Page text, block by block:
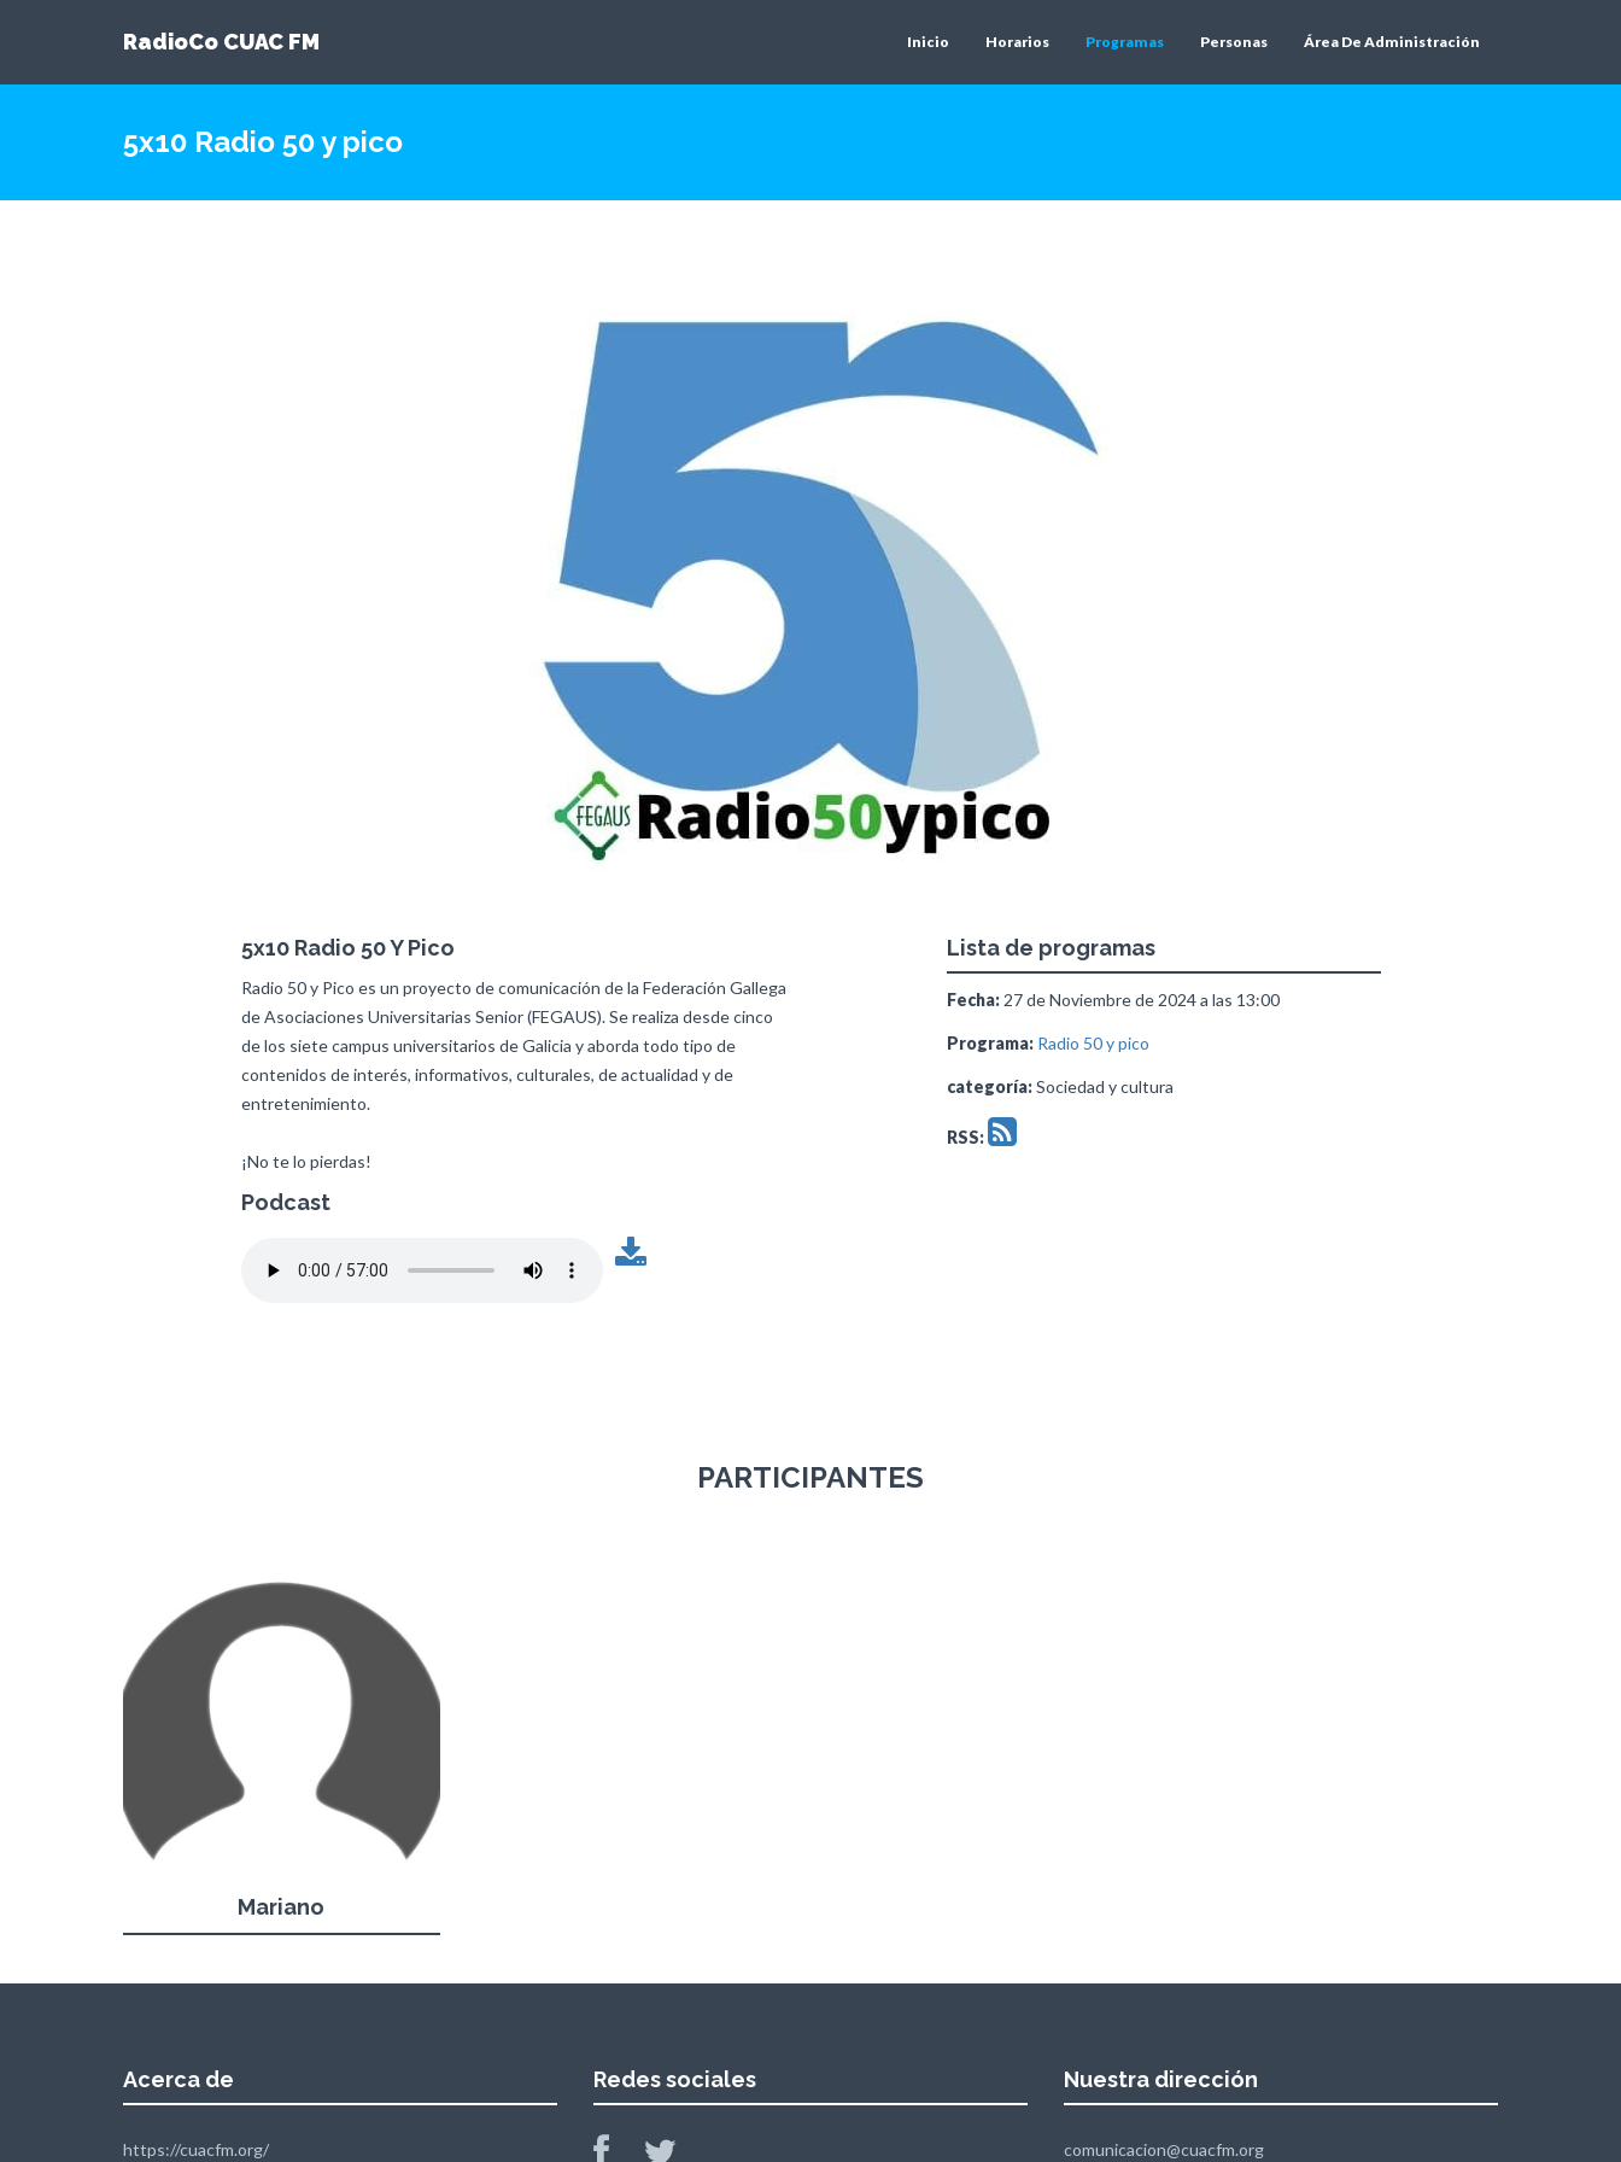
RadioCo CUAC FM Inicio Horarios Programas Personas Área De Administración
5x10 Radio 50 y pico
5x10 Radio 50 Y Pico
Radio 50 y Pico es un proyecto de comunicación de la Federación Gallega
de Asociaciones Universitarias Senior (FEGAUS). Se realiza desde cinco
de los siete campus universitarios de Galicia y aborda todo tipo de
contenidos de interés, informativos, culturales, de actualidad y de
entretenimiento.
¡No te lo pierdas!
Podcast
Lista de programas
Fecha:27 de Noviembre de 2024 a las 13:00
Programa: Radio 50 y pico
categoría:Sociedad y cultura
RSS:
PARTICIPANTES
Mariano
Acerca de
https://cuacfm.org/
Redes sociales Nuestra dirección
comunicacion@cuacfm.org